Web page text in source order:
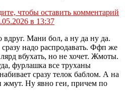
чтобы оставить комментарий
в 13:37
Мани бол, а ну да ну да.
сразу надо распродавать. Ффп же
вбухать, но не хочет. Жмоты.
фурлашка все труханы
сразу телок баблом. А на
жмут. Ну явно геи, причем по